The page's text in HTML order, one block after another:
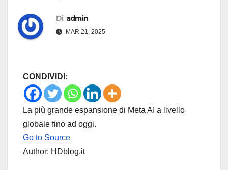
Di admin
MAR 21, 2025
CONDIVIDI:
La più grande espansione di Meta AI a livello
globale fino ad oggi.
Go to Source
Author: HDblog.it